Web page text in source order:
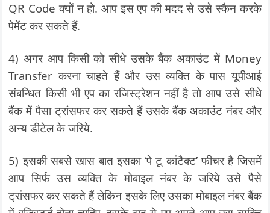
QR Code क्यों न हो. आप इस एप की मदद से उसे स्कैन करके
पेमेंट कर सकते हैं.
4) अगर आप किसी को सीधे उसके बैंक अकाउंट में Money
Transfer करना चाहते हैं और उस व्यक्ति के पास यूपीआई
संबन्धित किसी भी एप का रजिस्ट्रेशन नहीं है तो आप उसे सीधे
बैंक में पैसा ट्रांसफर कर सकते हैं उसके बैंक अकाउंट नंबर और
अन्य डीटेल के जरिये.
5) इसकी सबसे खास बात इसका ‘पे टू कांटैक्ट’ फीचर है जिसमें
आप सिर्फ उस व्यक्ति के मोबाइल नंबर के जरिये उसे पैसे
ट्रांसफर कर सकते हैं लेकिन इसके लिए उसका मोबाइल नंबर बैंक